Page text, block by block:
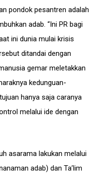
pondok pesantren adalah
adab. “Ini PR bagi
ini dunia mulai krisis
ditandai dengan
gemar meletakkan
kedunguan-
hanya saja caranya
melalui ide dengan
asarama lakukan melalui
adab) dan Ta’lim